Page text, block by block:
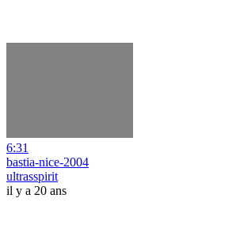
6:31
bastia-nice-2004
ultrasspirit
il y a 20 ans